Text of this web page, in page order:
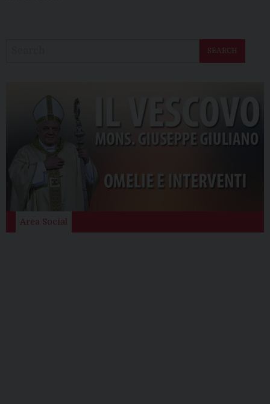
SEARCH
Area Social